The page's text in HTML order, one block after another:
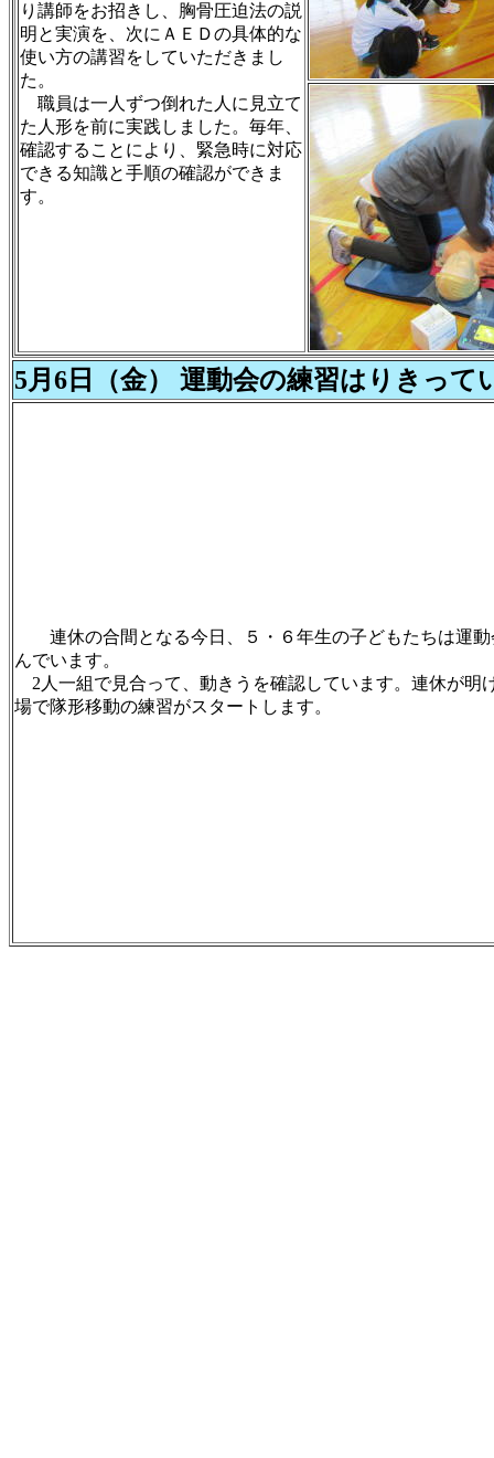
り講師をお招きし、胸骨圧迫法の説
明と実演を、次にＡＥＤの具体的な
使い方の講習をしていただきまし
た。
職員は一人ずつ倒れた人に見立て
た人形を前に実践しました。毎年、
確認することにより、緊急時に対応
できる知識と手順の確認ができま
す。
5月6日（金） 運動会の練習はりきって
連休の合間となる今日、５・６年生の子どもたちは運動
んでいます。
2人一組で見合って、動きうを確認しています。連休が明
場で隊形移動の練習がスタートします。